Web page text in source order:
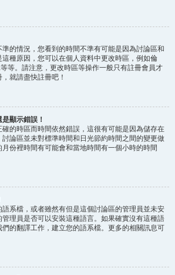
的情況，您看到的時間不準有可能是因為討論區和
種原因，您可以在個人資料中更改時區，例如倫
等。請注意，更改時區等操作一般只有註冊會員才
就請盡快註冊吧！
顯示錯誤！
的時區而時間依然錯誤，這很有可能是因為儲存在
論區並未對標準時間和日光節約時間之間的變更做
份裡時間有可能會和當地時間有一個小時的時間
系檔，或者雖然有但是這個討論區的管理員並未安
理員是否可以安裝這種語言。如果確實沒有這種語
的翻譯工作，建立您的語系檔。更多的相關訊息可